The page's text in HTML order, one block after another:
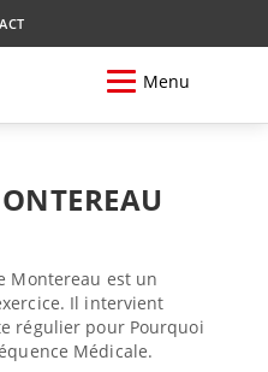
Menu
Montereau est un
Il intervient
régulier pour Pourquoi
Médicale.